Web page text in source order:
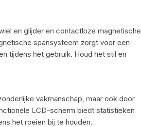
en glijder en contactloze magnetische
spansysteem zorgt voor een
tijdens het gebruik. Houd het stil en
vakmanschap, maar ook door
LCD-scherm biedt statistieken
het roeien bij te houden.